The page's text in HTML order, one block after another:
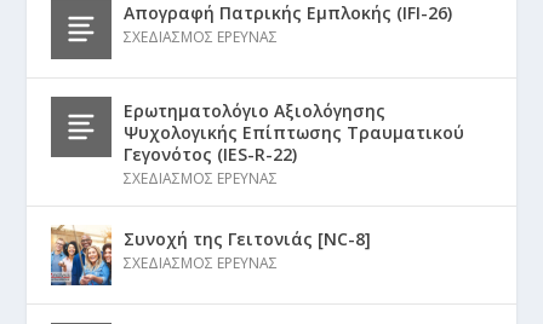
Απογραφή Πατρικής Εμπλοκής (IFI-26)
ΣΧΕΔΙΑΣΜΟΣ ΕΡΕΥΝΑΣ
Ερωτηματολόγιο Αξιολόγησης
Ψυχολογικής Επίπτωσης Τραυματικού
Γεγονότος (IES-R-22)
ΣΧΕΔΙΑΣΜΟΣ ΕΡΕΥΝΑΣ
Συνοχή της Γειτονιάς [NC-8]
ΣΧΕΔΙΑΣΜΟΣ ΕΡΕΥΝΑΣ